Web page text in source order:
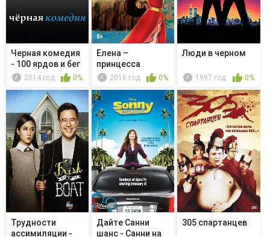
Черная комедия
- 100 ярдов и бег
2014 год 0%
Елена –
принцесса
Авалора -
2016 год 0%
Люди в черном
1997 год 0%
Трудности
ассимиляции -
Дайте Санни
шанс - Санни на
305 спартанцев